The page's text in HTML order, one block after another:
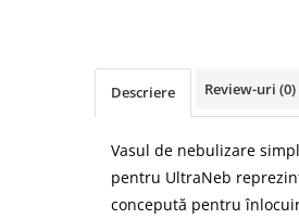
Descriere Review-uri (0)
Vasul de nebulizare
pentru UltraNeb
concepută pentru